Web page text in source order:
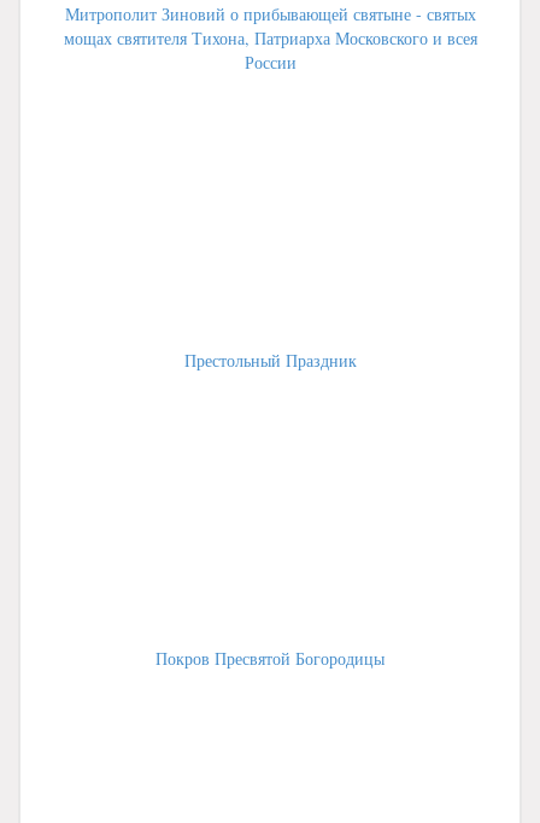
Митрополит Зиновий о прибывающей святыне - святых
мощах святителя Тихона, Патриарха Московского и всея
России
Престольный Праздник
Покров Пресвятой Богородицы